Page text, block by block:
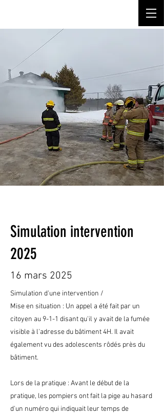
Simulation intervention
2025
16 mars 2025
Simulation d'une intervention /
Mise en situation : Un appel a été fait par un
citoyen au 9-1-1 disant qu'il y avait de la fumée
visible à l'adresse du bâtiment 4H. Il avait
également vu des adolescents rôdés près du
bâtiment.
Lors de la pratique : Avant le début de la
pratique, les pompiers ont fait la pige au hasard
d'un numéro qui indiquait leur temps de